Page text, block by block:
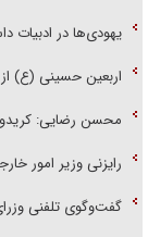
یهودی‌ها در ادبیات
اربعین حسینی (ع)
محسن رضایی:
رایزنی وزیر امور
گفت‌وگوی تلفنی